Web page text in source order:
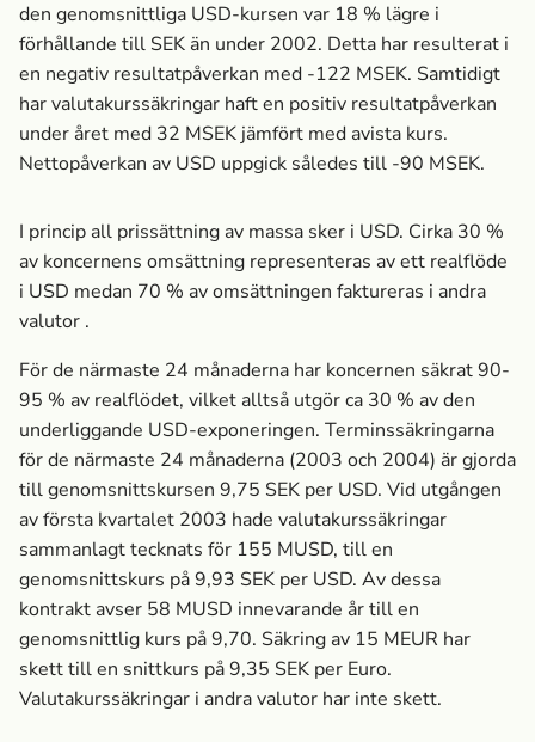
den genomsnittliga USD-kursen var 18 % lägre i
förhållande till SEK än under 2002. Detta har resulterat i
en negativ resultatpåverkan med -122 MSEK. Samtidigt
har valutakurssäkringar haft en positiv resultatpåverkan
under året med 32 MSEK jämfört med avista kurs.
Nettopåverkan av USD uppgick således till -90 MSEK.
I princip all prissättning av massa­ sker i USD. Cirka 30 %
av koncernens omsättning representeras av ett realflöde
i USD medan 70 % av omsättningen faktureras i andra
valutor .
För de närmaste 24 månaderna har koncernen säkrat 90-
95 % av realflödet, vilket alltså utgör ca 30 % av den
underliggande USD-exponeringen. Terminssäkringarna
för de närmaste 24 månaderna (2003 och 2004) är gjorda
till genomsnittskursen 9,75 SEK per USD. Vid utgången
av första kvartalet 2003 hade valutakurssäkringar
sammanlagt tecknats för 155 MUSD, till en
genomsnittskurs på 9,93 SEK per USD. Av dessa
kontrakt avser 58 MUSD innevarande år till en
genomsnittlig kurs på 9,70. Säkring av 15 MEUR har
skett till en snittkurs på 9,35 SEK per Euro.
Valutakurssäkringar i andra valutor har inte skett.